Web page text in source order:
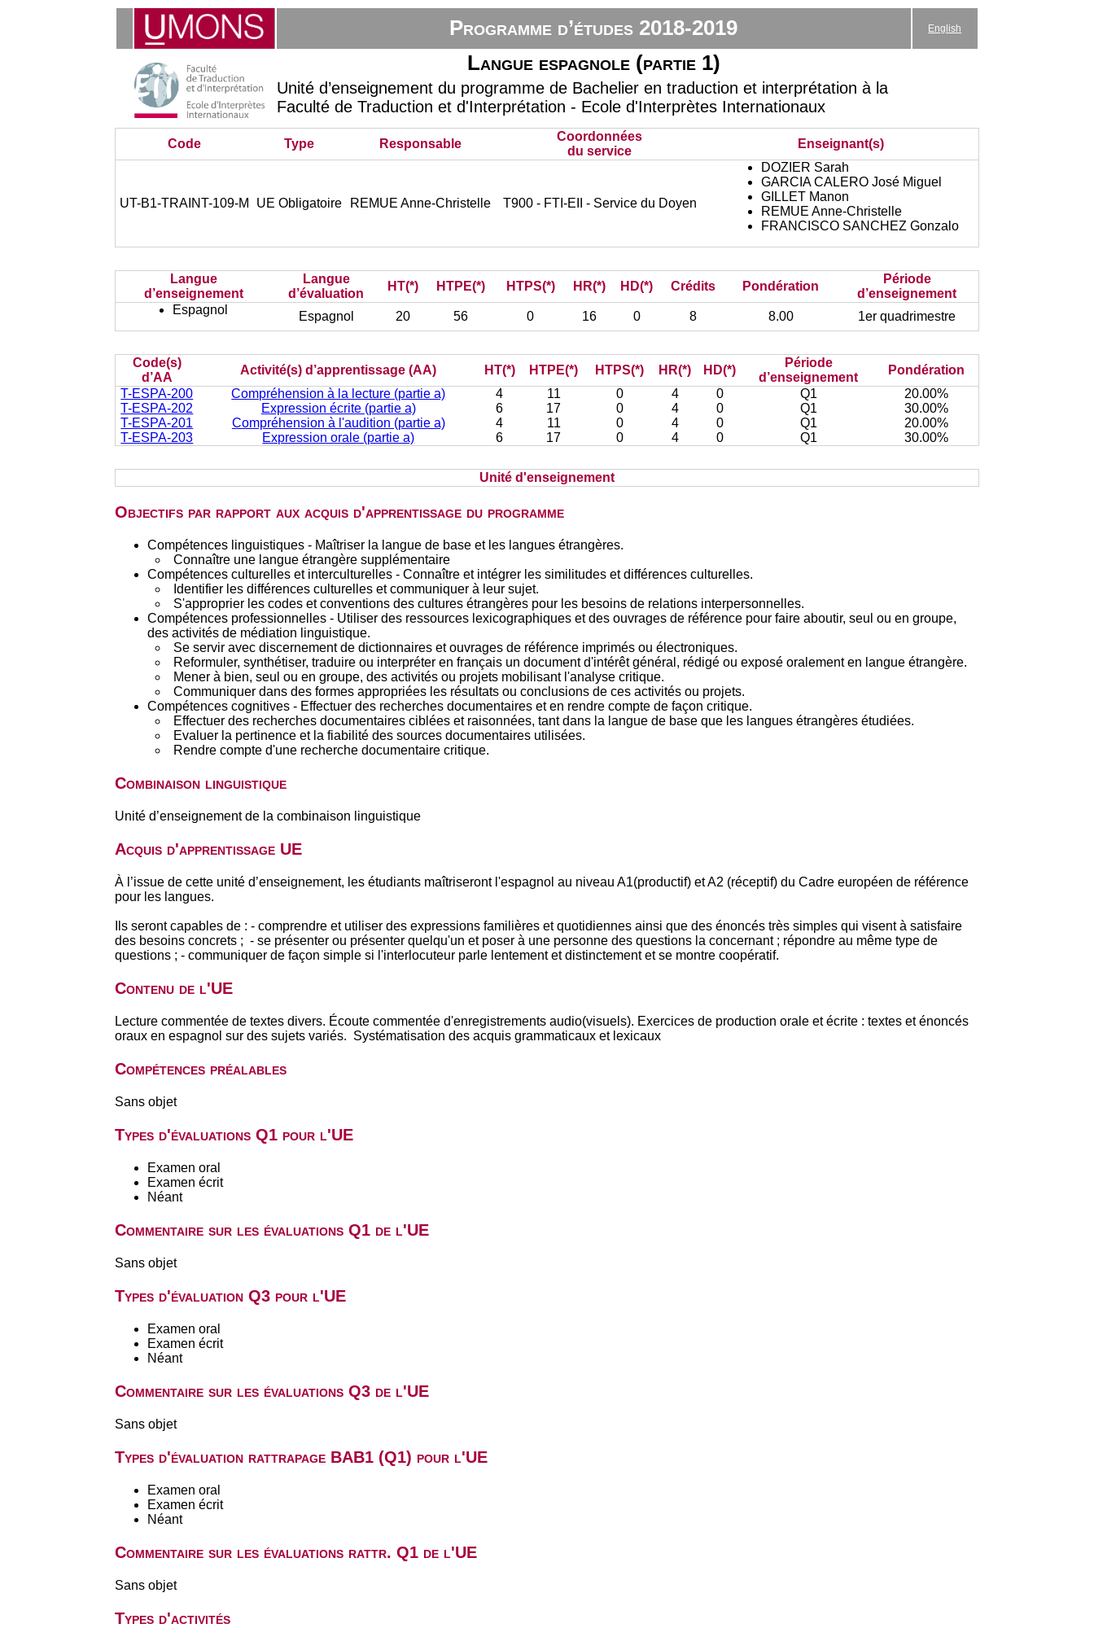
Programme d’études 2018-2019 English
Langue espagnole (partie 1)
Unité d’enseignement du programme de Bachelier en traduction et interprétation à la
Faculté de Traduction et d'Interprétation - Ecole d'Interprètes Internationaux
Code Type Responsable
Coordonnées
du service
Enseignant(s)
UT-B1-TRAINT-109-M UE Obligatoire REMUE Anne-Christelle T900 - FTI-EII - Service du Doyen
DOZIER Sarah
GARCIA CALERO José Miguel
GILLET Manon
REMUE Anne-Christelle
FRANCISCO SANCHEZ Gonzalo
Langue
d’enseignement
Langue
d’évaluation
HT(*) HTPE(*) HTPS(*) HR(*) HD(*) Crédits Pondération
Période
d’enseignement
Espagnol
Espagnol 20 56 0 16 0 8 8.00 1er quadrimestre
Code(s)
d’AA
Activité(s) d’apprentissage (AA) HT(*) HTPE(*) HTPS(*) HR(*) HD(*)
Période
d’enseignement
Pondération
T-ESPA-200
Compréhension à la lecture (partie a) 4 11 0 4 0 Q1
20.00%
T-ESPA-202
Expression écrite (partie a) 6 17 0 4 0 Q1
30.00%
T-ESPA-201
Compréhension à l'audition (partie a) 4 11 0 4 0 Q1
20.00%
T-ESPA-203
Expression orale (partie a) 6 17 0 4 0 Q1 30.00%
Unité d'enseignement
Objectifs par rapport aux acquis d'apprentissage du programme
Compétences linguistiques - Maîtriser la langue de base et les langues étrangères.
Connaître une langue étrangère supplémentaire
Compétences culturelles et interculturelles - Connaître et intégrer les similitudes et différences culturelles.
Identifier les différences culturelles et communiquer à leur sujet.
S'approprier les codes et conventions des cultures étrangères pour les besoins de relations interpersonnelles.
Compétences professionnelles - Utiliser des ressources lexicographiques et des ouvrages de référence pour faire aboutir, seul ou en groupe,
des activités de médiation linguistique.
Se servir avec discernement de dictionnaires et ouvrages de référence imprimés ou électroniques.
Reformuler, synthétiser, traduire ou interpréter en français un document d'intérêt général, rédigé ou exposé oralement en langue étrangère.
Mener à bien, seul ou en groupe, des activités ou projets mobilisant l'analyse critique.
Communiquer dans des formes appropriées les résultats ou conclusions de ces activités ou projets.
Compétences cognitives - Effectuer des recherches documentaires et en rendre compte de façon critique.
Effectuer des recherches documentaires ciblées et raisonnées, tant dans la langue de base que les langues étrangères étudiées.
Evaluer la pertinence et la fiabilité des sources documentaires utilisées.
Rendre compte d'une recherche documentaire critique.
Combinaison linguistique
Unité d’enseignement de la combinaison linguistique
Acquis d'apprentissage UE
À l’issue de cette unité d’enseignement, les étudiants maîtriseront l'espagnol au niveau A1(productif) et A2 (réceptif) du Cadre européen de référence
pour les langues.
Ils seront capables de : - comprendre et utiliser des expressions familières et quotidiennes ainsi que des énoncés très simples qui visent à satisfaire
des besoins concrets ; - se présenter ou présenter quelqu'un et poser à une personne des questions la concernant ; répondre au même type de
questions ; - communiquer de façon simple si l'interlocuteur parle lentement et distinctement et se montre coopératif.
Contenu de l'UE
Lecture commentée de textes divers. Écoute commentée d'enregistrements audio(visuels). Exercices de production orale et écrite : textes et énoncés
oraux en espagnol sur des sujets variés. Systématisation des acquis grammaticaux et lexicaux
Compétences préalables
Sans objet
Types d'évaluations Q1 pour l'UE
Examen oral
Examen écrit
Néant
Commentaire sur les évaluations Q1 de l'UE
Sans objet
Types d'évaluation Q3 pour l'UE
Examen oral
Examen écrit
Néant
Commentaire sur les évaluations Q3 de l'UE
Sans objet
Types d'évaluation rattrapage BAB1 (Q1) pour l'UE
Examen oral
Examen écrit
Néant
Commentaire sur les évaluations rattr. Q1 de l'UE
Sans objet
Types d'activités